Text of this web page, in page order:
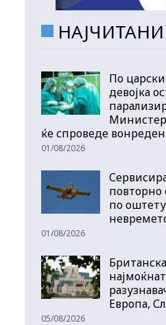
НАЈЧИТАНИ
По
девојка
ќе спроведе
01/08/2026
повторно
по
01/08/2026
Европа,
05/08/2026